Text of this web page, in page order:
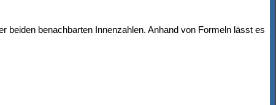
benachbarten Innenzahlen. Anhand von Formeln lässt es